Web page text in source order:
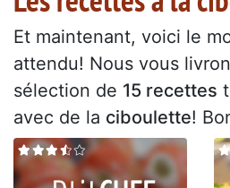
Et maintenant, voici le
attendu! Nous vous
sélection de 15 recettes
avec de la ciboulette!